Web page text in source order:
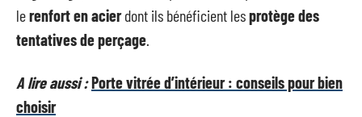
lerenfort en acierdont ils bénéficient lesprotège des
tentatives de perçage.
A lire aussi :Porte vitrée d’intérieur : conseils pour bien
choisir